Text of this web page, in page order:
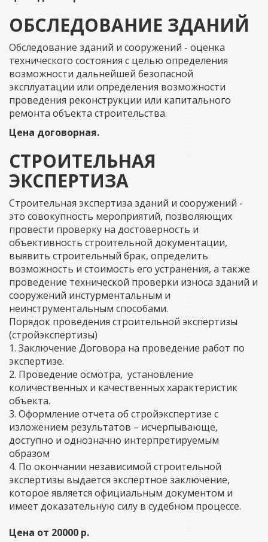
ОБСЛЕДОВАНИЕ ЗДАНИЙ
Обследование зданий и сооружений - оценка
технического состояния с целью определения
возможности дальнейшей безопасной
эксплуатации или определения возможности
проведения реконструкции или капитального
ремонта объекта строительства.
Цена договорная.
СТРОИТЕЛЬНАЯ
ЭКСПЕРТИЗА
Строительная экспертиза зданий и сооружений -
это совокупность мероприятий, позволяющих
провести проверку на достоверность и
объективность строительной документации,
выявить строительный брак, определить
возможность и стоимость его устранения, а также
проведение технической проверки износа зданий и
сооружений инстурментальным и
неинструментальным способами.
Порядок проведения строительной экспертизы
(стройэкспертизы)
1. Заключение Договора на проведение работ по
экспертизе.
2. Проведение осмотра, установление
количественных и качественных характеристик
объекта.
3. Оформление отчета об стройэкспертизе с
изложением результатов – исчерпывающе,
доступно и однозначно интерпретируемым
образом
4. По окончании независимой строительной
экспертизы выдается экспертное заключение,
которое является официальным документом и
имеет доказательную силу в судебном процессе.
Цена от 20000 р.